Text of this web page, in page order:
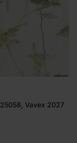
Vavex 2027